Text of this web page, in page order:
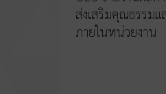
ส่งเสริมคุณธรรมแ
ภายในหน่วยงาน